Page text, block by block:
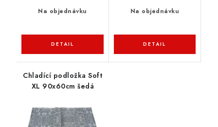
Na objednávku Na objednávku
Chladící podložka Soft
XL 90x60cm šedá